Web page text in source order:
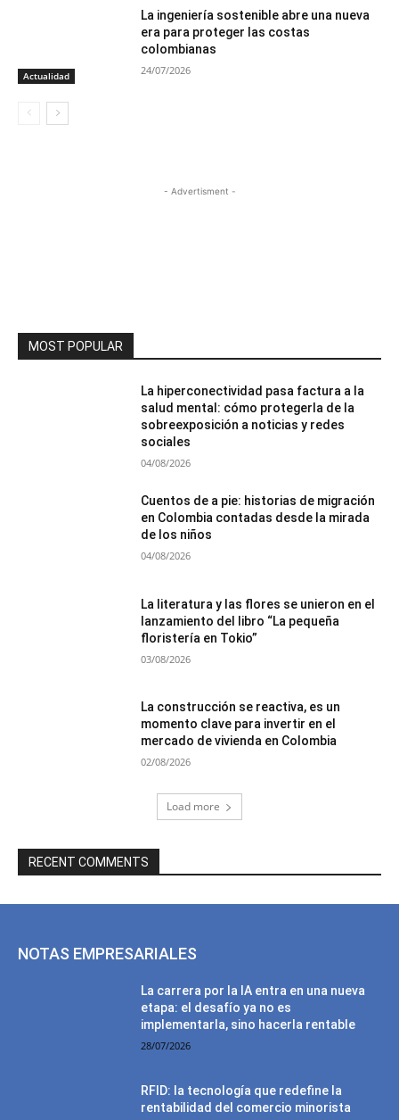
Actualidad
La ingeniería sostenible abre una nueva
era para proteger las costas
colombianas
24/07/2026
- Advertisment -
MOST POPULAR
La hiperconectividad pasa factura a la
salud mental: cómo protegerla de la
sobreexposición a noticias y redes
sociales
04/08/2026
Cuentos de a pie: historias de migración
en Colombia contadas desde la mirada
de los niños
04/08/2026
La literatura y las flores se unieron en el
lanzamiento del libro “La pequeña
floristería en Tokio”
03/08/2026
La construcción se reactiva, es un
momento clave para invertir en el
mercado de vivienda en Colombia
02/08/2026
Load more
RECENT COMMENTS
NOTAS EMPRESARIALES
La carrera por la IA entra en una nueva
etapa: el desafío ya no es
implementarla, sino hacerla rentable
28/07/2026
RFID: la tecnología que redefine la
rentabilidad del comercio minorista